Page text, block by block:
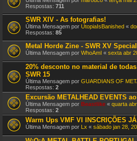
Respostas: 711
SWR XIV - As fotografias!
Última Mensagem por UtopiaIsBanished «
Respostas: 85
Metal Horde Zine - SWR XV
Última Mensagem por WhoAmI « sexta abr
20% desconto no material de
SWR 15
Última Mensagem por GUARDIANS OF
Respostas: 2
Excursão METALHEAD EVENTS
Última Mensagem por Beastlike « quarta
Respostas: 2
Warm Ups VMF VI INSCRIÇÕES
Última Mensagem por Lx « sábado jan 28,